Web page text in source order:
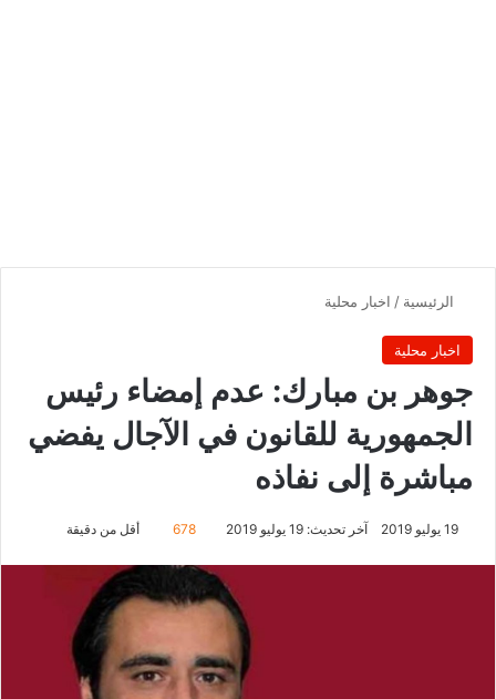
الرئيسية / اخبار محلية
اخبار محلية
جوهر بن مبارك: عدم إمضاء رئيس
الجمهورية للقانون في الآجال يفضي
مباشرة إلى نفاذه
19 يوليو 2019 آخر تحديث: 19 يوليو 2019 678 أقل من دقيقة